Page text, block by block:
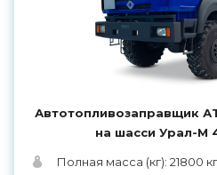
Автотопливозаправщик
на шасси Урал-М
Полная масса (кг): 21800 кг